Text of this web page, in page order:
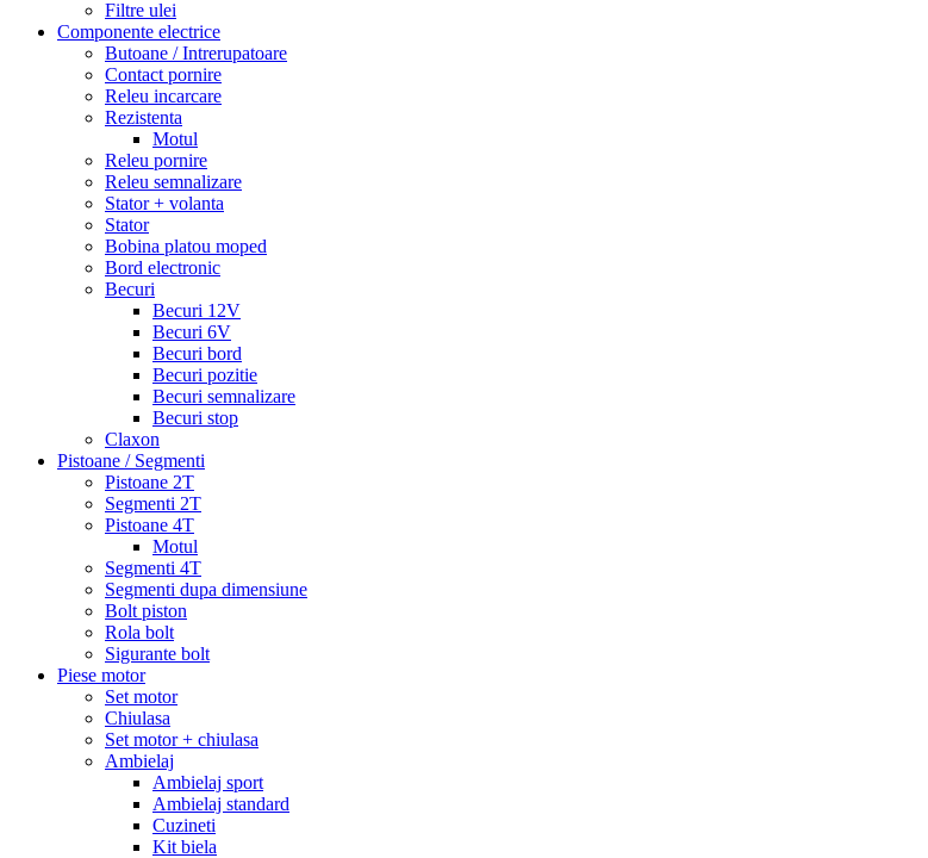
Filtre ulei
Componente electrice
Butoane / Intrerupatoare
Contact pornire
Releu incarcare
Rezistenta
Motul
Releu pornire
Releu semnalizare
Stator + volanta
Stator
Bobina platou moped
Bord electronic
Becuri
Becuri 12V
Becuri 6V
Becuri bord
Becuri pozitie
Becuri semnalizare
Becuri stop
Claxon
Pistoane / Segmenti
Pistoane 2T
Segmenti 2T
Pistoane 4T
Motul
Segmenti 4T
Segmenti dupa dimensiune
Bolt piston
Rola bolt
Sigurante bolt
Piese motor
Set motor
Chiulasa
Set motor + chiulasa
Ambielaj
Ambielaj sport
Ambielaj standard
Cuzineti
Kit biela